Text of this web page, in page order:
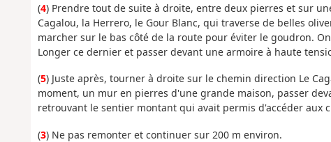
(4) Prendre tout de suite à droite, entre deux pierres et sur
Cagalou, la Herrero, le Gour Blanc, qui traverse de belles
marcher sur le bas côté de la route pour éviter le goudron.
Longer ce dernier et passer devant une armoire à haute
(5) Juste après, tourner à droite sur le chemin direction Le
moment, un mur en pierres d'une grande maison, passer
retrouvant le sentier montant qui avait permis d'accéder aux
(3) Ne pas remonter et continuer sur 200 m environ.